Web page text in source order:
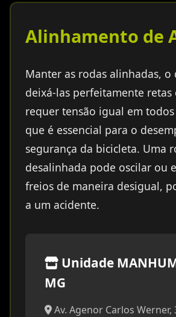
Alinhamento de
Manter as rodas alinhadas, o
deixá-las perfeitamente retas
requer tensão igual em
que é essencial para o
segurança da bicicleta. Uma
desalinhada pode oscilar ou
freios de maneira desigual,
a um acidente.
Unidade
MG
Av. Agenor Carlos Werner,